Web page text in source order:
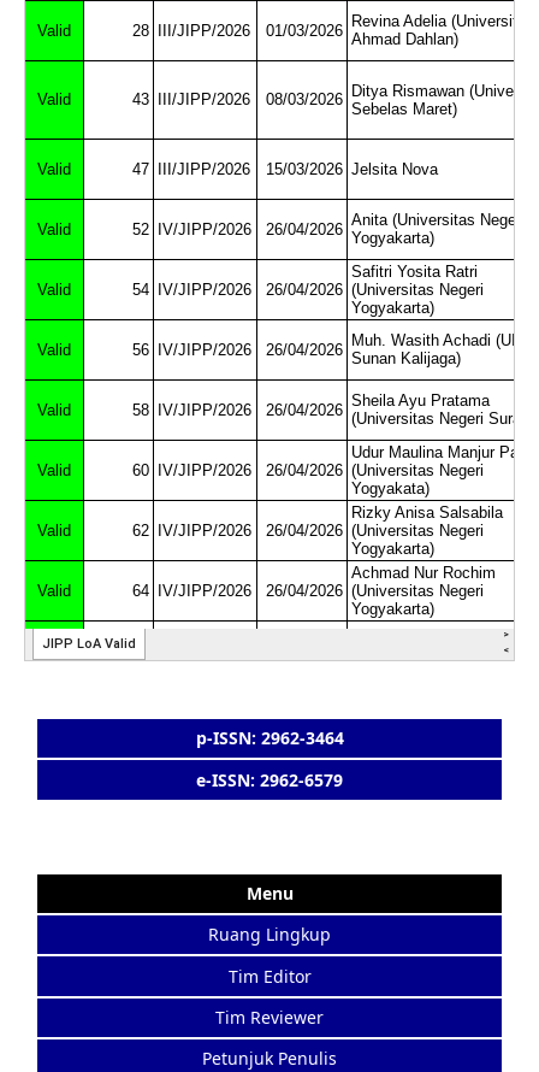
p-ISSN: 2962-3464
e-ISSN: 2962-6579
Menu
Ruang Lingkup
Tim Editor
Tim Reviewer
Petunjuk Penulis